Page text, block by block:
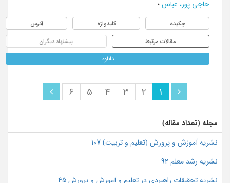
حاجی پور، عباس ؛
چکیده کلیدواژه آدرس
مقالات مرتبط پیشنهاد دیگران
دانلود
1
2
3
4
5
6
مجله (تعداد مقاله)
نشریه آموزش و پرورش (تعلیم و تربیت) 107
نشریه رشد معلم 92
نشریه تحقیقات راهبردی در تعلیم و آموزش و پرورش 45